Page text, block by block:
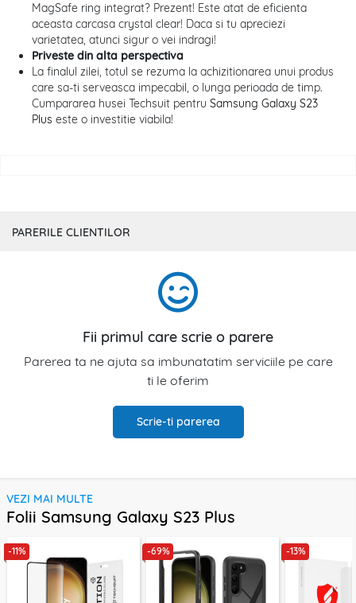
MagSafe ring integrat? Prezent! Este atat de eficienta
aceasta carcasa crystal clear! Daca si tu apreciezi
varietatea, atunci sigur o vei indragi!
Priveste din alta perspectiva
La finalul zilei, totul se rezuma la achizitionarea unui produs
care sa-ti serveasca impecabil, o lunga perioada de timp.
Cumpararea husei Techsuit pentru Samsung Galaxy S23
Plus este o investitie viabila!
PARERILE CLIENTILOR
Fii primul care scrie o parere
Parerea ta ne ajuta sa imbunatatim serviciile pe care
ti le oferim
Scrie-ti parerea
VEZI MAI MULTE
Folii Samsung Galaxy S23 Plus
-11% -69% -13%